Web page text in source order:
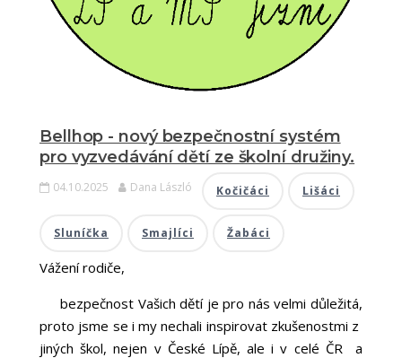
Bellhop - nový bezpečnostní systém
pro vyzvedávání dětí ze školní družiny.
04.10.2025 Dana László Kočičáci Lišáci
Sluníčka Smajlíci Žabáci
Vážení rodiče,
bezpečnost Vašich dětí je pro nás velmi důležitá,
proto jsme se i my nechali inspirovat zkušenostmi z
jiných škol, nejen v České Lípě, ale i v celé ČR a